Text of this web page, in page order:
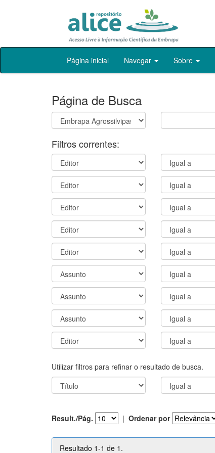
Skip
Página inicial Navegar Sobre
Página de Busca
Filtros correntes:
Utilizar filtros para refinar o resultado de busca.
Result./Pág. | Ordenar por
Resultado 1-1 de 1.